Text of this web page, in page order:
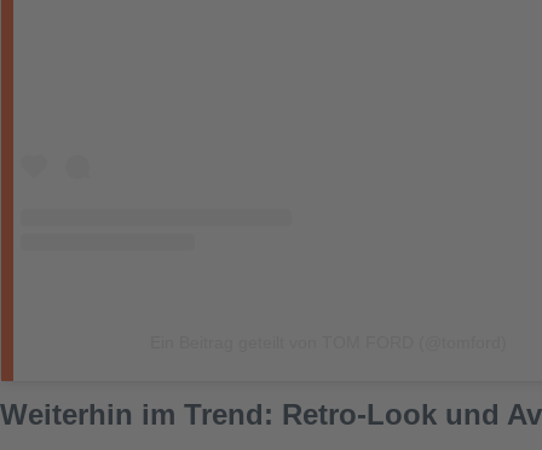
Weiterhin im Trend: Retro-Look und